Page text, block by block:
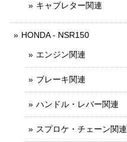
キャブレター関連
HONDA - NSR150
エンジン関連
ブレーキ関連
ハンドル・レバー関連
スプロケ・チェーン関連